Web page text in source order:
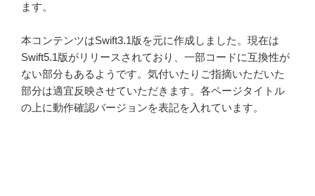
ます。
本コンテンツはSwift3.1版を元に作成しました。現在は
Swift5.1版がリリースされており、一部コードに互換性が
ない部分もあるようです。気付いたりご指摘いただいた
部分は適宜反映させていただきます。各ページタイトル
の上に動作確認バージョンを表記を入れています。